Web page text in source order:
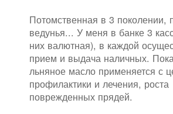
Потомственная в 3 поколении,
ведунья... У меня в банке 3
них валютная), в каждой
прием и выдача наличных.
льняное масло применяется с
профилактики и лечения, роста
поврежденных прядей.